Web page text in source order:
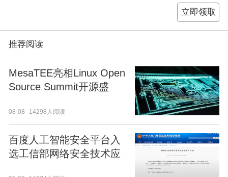
立即领取
推荐阅读
MesaTEE亮相Linux Open
Source Summit开源盛
大潜能
08-08 14298人阅读
百度人工智能安全平台入
选工信部网络安全技术应